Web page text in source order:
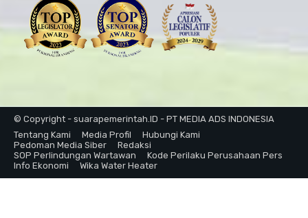
© Copyright - suarapemerintah.ID - PT MEDIA ADS INDONESIA
Tentang Kami
Media Profil
Hubungi Kami
Pedoman Media Siber
Redaksi
SOP Perlindungan Wartawan
Kode Perilaku Perusahaan Pers
Info Ekonomi
Wika Water Heater